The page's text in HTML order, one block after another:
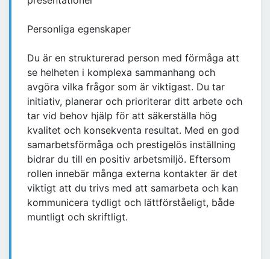
Personliga egenskaper
Du är en strukturerad person med förmåga att
se helheten i komplexa sammanhang och
avgöra vilka frågor som är viktigast. Du tar
initiativ, planerar och prioriterar ditt arbete och
tar vid behov hjälp för att säkerställa hög
kvalitet och konsekventa resultat. Med en god
samarbetsförmåga och prestigelös inställning
bidrar du till en positiv arbetsmiljö. Eftersom
rollen innebär många externa kontakter är det
viktigt att du trivs med att samarbeta och kan
kommunicera tydligt och lättförståeligt, både
muntligt och skriftligt.